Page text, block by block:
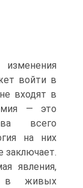
войти в
входят в
— это
всего
на них
заключает.
явления,
в живых